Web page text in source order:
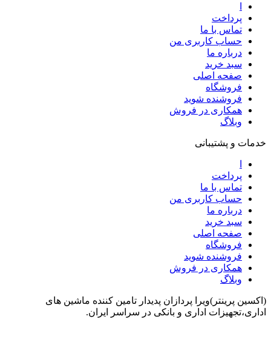
پرداخت
تماس با ما
حساب کاربری من
درباره ما
سبد خرید
صفحه اصلی
فروشگاه
فروشنده شوید
همکاری در فروش
وبلاگ
خدمات و پشتیبانی
پرداخت
تماس با ما
حساب کاربری من
درباره ما
سبد خرید
صفحه اصلی
فروشگاه
فروشنده شوید
همکاری در فروش
وبلاگ
(اکسین پرینتر)ویرا پردازان پدیدار تامین کننده ماشین های
اداری،تجهیزات اداری و بانکی در سراسر ایران.